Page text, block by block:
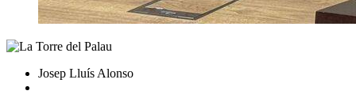
Josep Lluís Alonso